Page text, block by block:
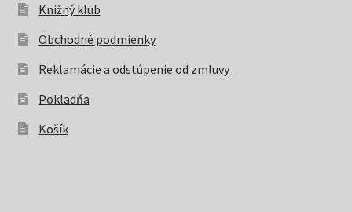
Knižný klub
Obchodné podmienky
Reklamácie a odstúpenie od zmluvy
Pokladňa
Košík